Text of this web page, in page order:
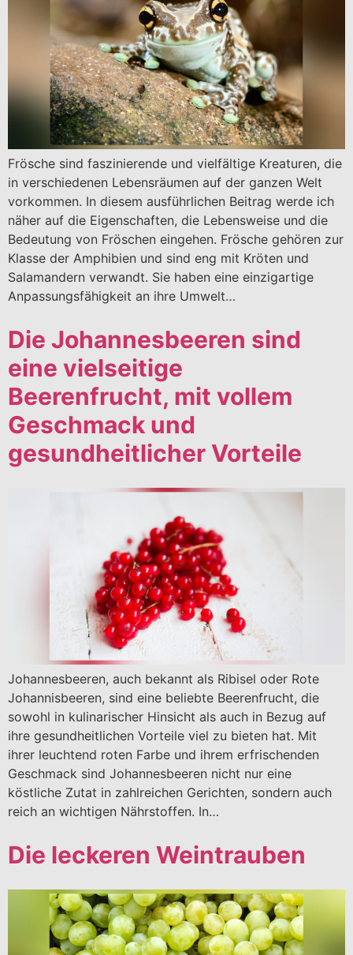
Frösche sind faszinierende und vielfältige Kreaturen, die
in verschiedenen Lebensräumen auf der ganzen Welt
vorkommen. In diesem ausführlichen Beitrag werde ich
näher auf die Eigenschaften, die Lebensweise und die
Bedeutung von Fröschen eingehen. Frösche gehören zur
Klasse der Amphibien und sind eng mit Kröten und
Salamandern verwandt. Sie haben eine einzigartige
Anpassungsfähigkeit an ihre Umwelt…
Die Johannesbeeren sind
eine vielseitige
Beerenfrucht, mit vollem
Geschmack und
gesundheitlicher Vorteile
Johannesbeeren, auch bekannt als Ribisel oder Rote
Johannisbeeren, sind eine beliebte Beerenfrucht, die
sowohl in kulinarischer Hinsicht als auch in Bezug auf
ihre gesundheitlichen Vorteile viel zu bieten hat. Mit
ihrer leuchtend roten Farbe und ihrem erfrischenden
Geschmack sind Johannesbeeren nicht nur eine
köstliche Zutat in zahlreichen Gerichten, sondern auch
reich an wichtigen Nährstoffen. In…
Die leckeren Weintrauben